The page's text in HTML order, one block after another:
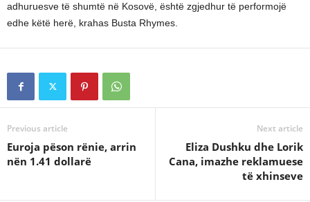
adhuruesve të shumtë në Kosovë, është zgjedhur të performojë
edhe këtë herë, krahas Busta Rhymes.
Previous article
Euroja pëson rënie, arrin
nën 1.41 dollarë
Next article
Eliza Dushku dhe Lorik
Cana, imazhe reklamuese
të xhinseve